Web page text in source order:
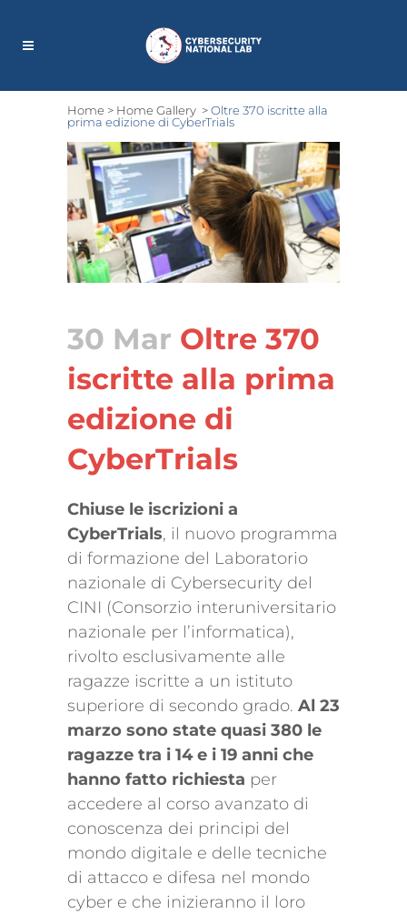
Home > Home Gallery >Oltre 370 iscritte alla
prima edizione di CyberTrials
30 Mar Oltre 370
iscritte alla prima
edizione di
CyberTrials
Chiuse le iscrizioni a
CyberTrials, il nuovo programma
di formazione del Laboratorio
nazionale di Cybersecurity del
CINI (Consorzio interuniversitario
nazionale per l’informatica),
rivolto esclusivamente alle
ragazze iscritte a un istituto
superiore di secondo grado. Al 23
marzo sono state quasi 380 le
ragazze tra i 14 e i 19 anni che
hanno fatto richiesta per
accedere al corso avanzato di
conoscenza dei principi del
mondo digitale e delle tecniche
di attacco e difesa nel mondo
cyber e che inizieranno il loro